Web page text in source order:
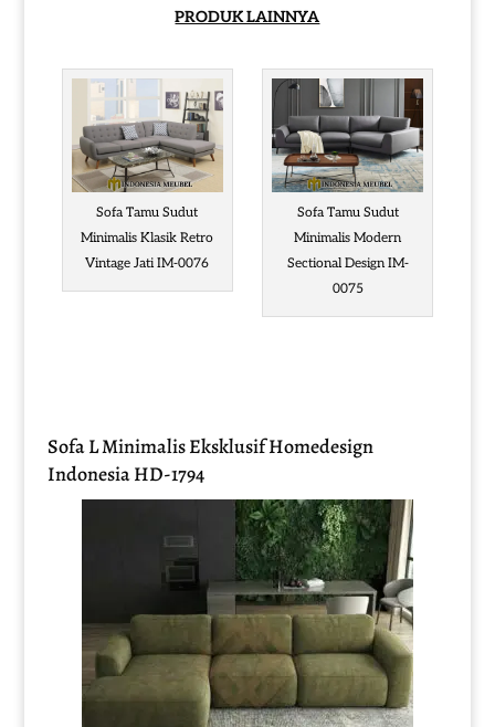
PRODUK LAINNYA
Sofa Tamu Sudut
Minimalis Klasik Retro
Vintage Jati IM-0076
Sofa Tamu Sudut
Minimalis Modern
Sectional Design IM-
0075
Sofa L Minimalis Eksklusif Homedesign
Indonesia HD-1794